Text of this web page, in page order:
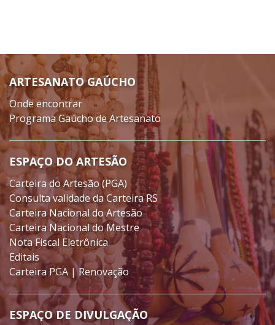
ARTESANATO GAÚCHO
Onde encontrar
Programa Gaúcho de Artesanato
ESPAÇO DO ARTESÃO
Carteira do Artesão (PGA)
Consulta validade da Carteira RS
Carteira Nacional do Artesão
Carteira Nacional do Mestre
Nota Fiscal Eletrônica
Editais
Carteira PGA | Renovação
ESPAÇO DE DIVULGAÇÃO